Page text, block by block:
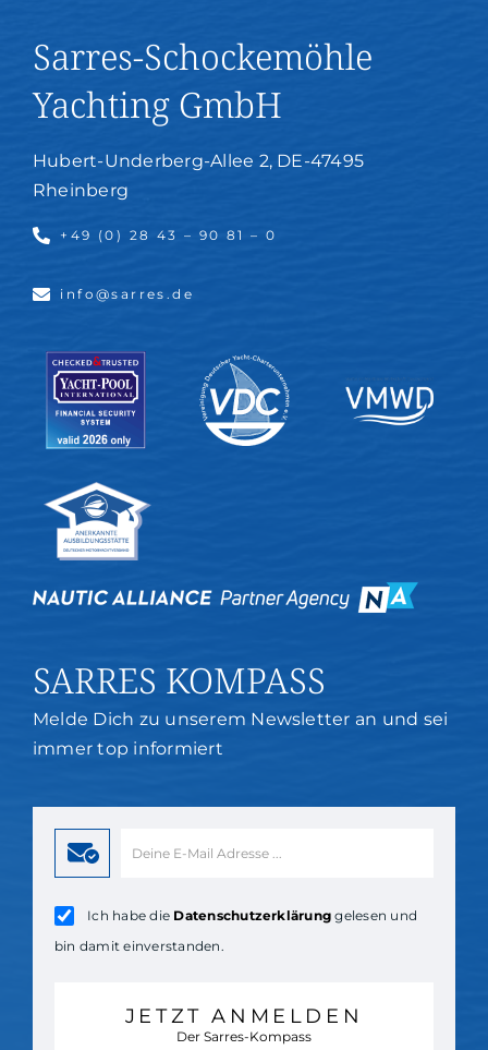
Sarres-Schockemöhle
Yachting GmbH
Hubert-Underberg-Allee 2, DE-47495
Rheinberg
+49 (0) 28 43 – 90 81 – 0
info@sarres.de
SARRES KOMPASS
Melde Dich zu unserem Newsletter an und sei
immer top informiert
Ich habe die Datenschutzerklärung gelesen und
bin damit einverstanden.
JETZT ANMELDEN
Der Sarres-Kompass